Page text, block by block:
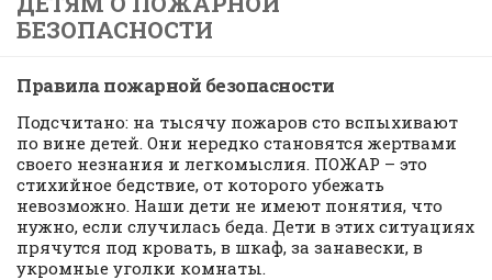
БЕЗОПАСНОСТИ
Правила пожарной безопасности
Подсчитано: на тысячу пожаров сто вспыхивают
по вине детей. Они нередко становятся жертвами
своего незнания и легкомыслия. ПОЖАР – это
стихийное бедствие, от которого убежать
невозможно. Наши дети не имеют понятия, что
нужно, если случилась беда. Дети в этих ситуациях
прячутся под кровать, в шкаф, за занавески, в
укромные уголки комнаты.